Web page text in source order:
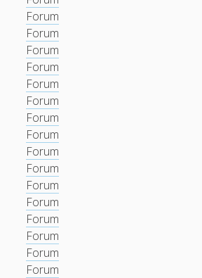
Forum
Forum
Forum
Forum
Forum
Forum
Forum
Forum
Forum
Forum
Forum
Forum
Forum
Forum
Forum
Forum